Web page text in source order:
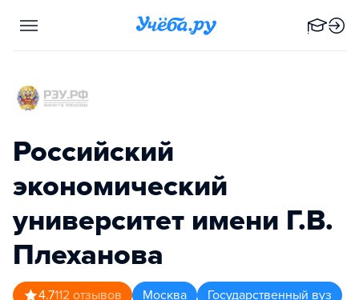
Российский
экономический
университет имени Г.В.
Плеханова
4.7112 отзывов Москва Государственный вуз